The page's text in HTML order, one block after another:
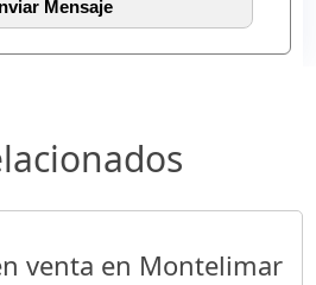
venta en Montelimar